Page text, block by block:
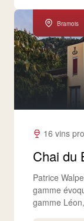
Bramois
16 vins
Chai du
Patrice
gamme
gamme